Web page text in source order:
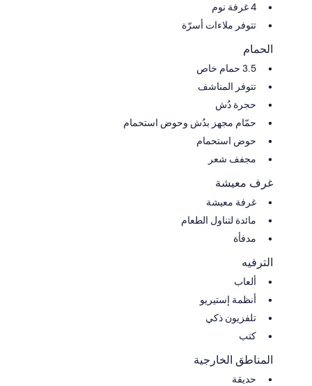
4 غرفة نوم
تتوفر ملاءات أسرّة
الحمام
3.5 حمام خاص
تتوفر المناشف
حجرة دُش
حمّام مجهز بدُش وحوض استحمام
حوض استحمام
مجفف شعر
غرف معيشة
غرفة معيشة
مائدة لتناول الطعام
مدفأة
الترفيه
ألعاب
أنظمة إستيريو
تلفزيون ذكي
كتب
المناطق الخارجية
حديقة